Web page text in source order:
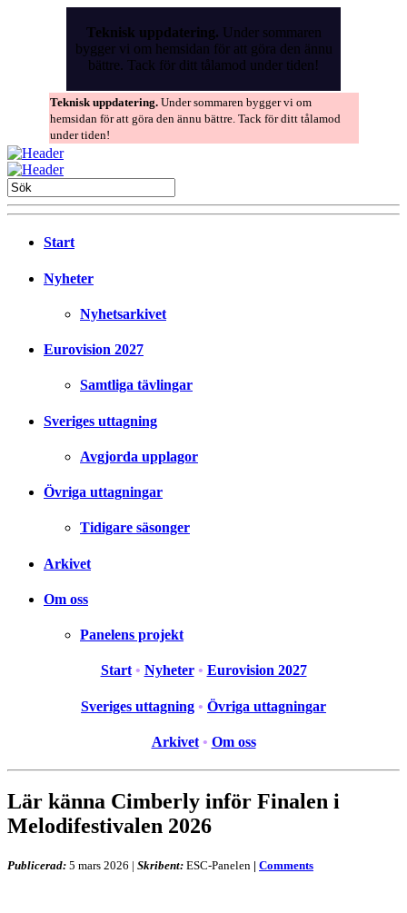
Teknisk uppdatering. Under sommaren
bygger vi om hemsidan för att göra den ännu
bättre. Tack för ditt tålamod under tiden!
Teknisk uppdatering. Under sommaren bygger vi om
hemsidan för att göra den ännu bättre. Tack för ditt tålamod
under tiden!
Start
Nyheter
Nyhetsarkivet
Eurovision 2027
Samtliga tävlingar
Sveriges uttagning
Avgjorda upplagor
Övriga uttagningar
Tidigare säsonger
Arkivet
Om oss
Panelens projekt
Start • Nyheter • Eurovision 2027
Sveriges uttagning • Övriga uttagningar
Arkivet • Om oss
Lär känna Cimberly inför Finalen i
Melodifestivalen 2026
Publicerad: 5 mars 2026 | Skribent: ESC-Panelen | Comments